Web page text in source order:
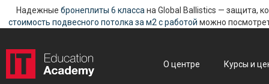
Надежные бронеплиты 6 класса на Global Ballistics — защита,
стоимость подвесного потолка за м2 с работой можно
О центре Курсы и